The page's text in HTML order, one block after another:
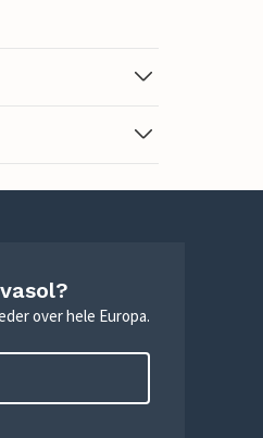
over hele Europa.